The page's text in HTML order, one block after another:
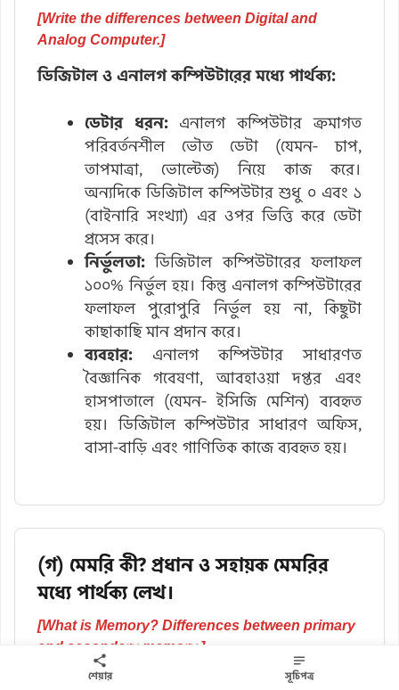
[Write the differences between Digital and
Analog Computer.]
ডিজিটাল ও এনালগ কম্পিউটারের মধ্যে পার্থক্য:
ডেটার ধরন:এনালগ কম্পিউটার ক্রমাগত
পরিবর্তনশীল ভৌত ডেটা (যেমন- চাপ,
তাপমাত্রা, ভোল্টেজ) নিয়ে কাজ করে।
অন্যদিকে ডিজিটাল কম্পিউটার শুধু ০ এবং ১
(বাইনারি সংখ্যা) এর ওপর ভিত্তি করে ডেটা
প্রসেস করে।
নির্ভুলতা:ডিজিটাল কম্পিউটারের ফলাফল
১০০% নির্ভুল হয়। কিন্তু এনালগ কম্পিউটারের
ফলাফল পুরোপুরি নির্ভুল হয় না, কিছুটা
কাছাকাছি মান প্রদান করে।
ব্যবহার:এনালগ কম্পিউটার সাধারণত
বৈজ্ঞানিক গবেষণা, আবহাওয়া দপ্তর এবং
হাসপাতালে (যেমন- ইসিজি মেশিন) ব্যবহৃত
হয়। ডিজিটাল কম্পিউটার সাধারণ অফিস,
বাসা-বাড়ি এবং গাণিতিক কাজে ব্যবহৃত হয়।
(গ) মেমরি কী? প্রধান ও সহায়ক মেমরির
মধ্যে পার্থক্য লেখ।
[What is Memory? Differences between primary
and secondary memory.]
কম্পিউটারের যে অংশে যাবতীয় ডেটা, নির্দেশ
শেয়ার সূচিপত্র